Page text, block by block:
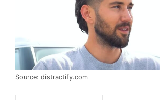
Source: distractify.com